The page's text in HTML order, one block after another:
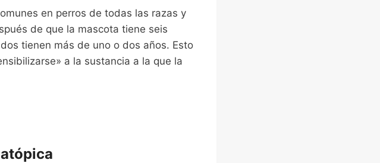
en perros de todas las razas y
de que la mascota tiene seis
tienen más de uno o dos años. Esto
a la sustancia a la que la